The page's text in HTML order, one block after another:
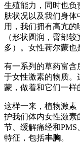
生殖能力，同时也负
肤状况以及我们身
用，我们拥有高亢
（形状圆润，臀部
多）。女性荷尔蒙也
有一系列的草药富含
于女性激素的物质。
蒙，做着和它们一样
这样一来，植物激素
护我们体内女性激素
节、缓解痛经和
特征，包括丰胸。